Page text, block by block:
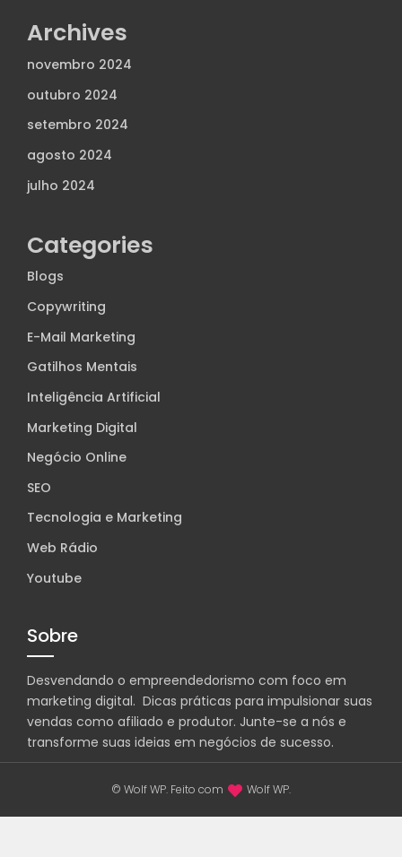
Archives
novembro 2024
outubro 2024
setembro 2024
agosto 2024
julho 2024
Categories
Blogs
Copywriting
E-Mail Marketing
Gatilhos Mentais
Inteligência Artificial
Marketing Digital
Negócio Online
SEO
Tecnologia e Marketing
Web Rádio
Youtube
Sobre
Desvendando o empreendedorismo com foco em
marketing digital. Dicas práticas para impulsionar suas
vendas como afiliado e produtor. Junte-se a nós e
transforme suas ideias em negócios de sucesso.
© Wolf WP. Feito com Wolf WP.